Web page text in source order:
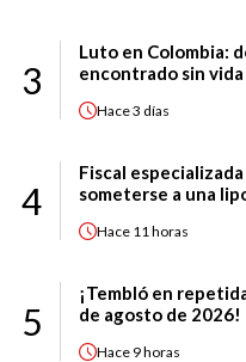
3
Luto en Colombia:
encontrado sin vida
Hace3 días
4
Fiscal
someterse a una
Hace 11 horas
5
¡Tembló en
de agosto de 2026!
Hace 9 horas